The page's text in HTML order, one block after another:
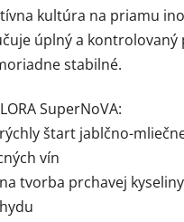
kultúra na priamu
úplný a kontrolovaný
stabilné.
SuperNoVA:
štart jablčno-
vín
tvorba prchavej kyseliny